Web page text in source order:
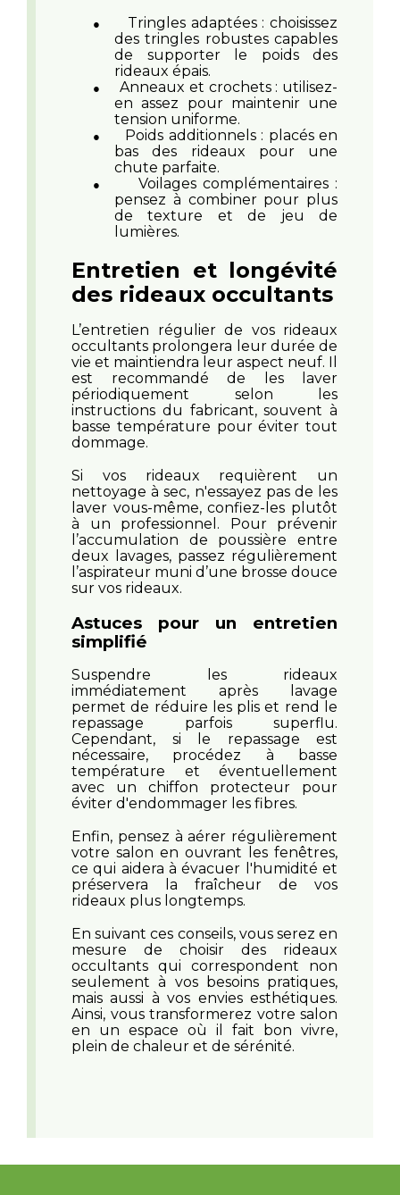
●
Tringles adaptées : choisissez
des tringles robustes capables
de supporter le poids des
rideaux épais.
●
Anneaux et crochets : utilisez-
en assez pour maintenir une
tension uniforme.
●
Poids additionnels : placés en
bas des rideaux pour une
chute parfaite.
●
Voilages complémentaires :
pensez à combiner pour plus
de texture et de jeu de
lumières.
Entretien et longévité
des rideaux occultants
L’entretien régulier de vos rideaux
occultants prolongera leur durée de
vie et maintiendra leur aspect neuf. Il
est recommandé de les laver
périodiquement selon les
instructions du fabricant, souvent à
basse température pour éviter tout
dommage.
Si vos rideaux requièrent un
nettoyage à sec, n'essayez pas de les
laver vous-même, confiez-les plutôt
à un professionnel. Pour prévenir
l’accumulation de poussière entre
deux lavages, passez régulièrement
l’aspirateur muni d’une brosse douce
sur vos rideaux.
Astuces pour un entretien
simplifié
Suspendre les rideaux
immédiatement après lavage
permet de réduire les plis et rend le
repassage parfois superflu.
Cependant, si le repassage est
nécessaire, procédez à basse
température et éventuellement
avec un chiffon protecteur pour
éviter d'endommager les fibres.
Enfin, pensez à aérer régulièrement
votre salon en ouvrant les fenêtres,
ce qui aidera à évacuer l'humidité et
préservera la fraîcheur de vos
rideaux plus longtemps.
En suivant ces conseils, vous serez en
mesure de choisir des rideaux
occultants qui correspondent non
seulement à vos besoins pratiques,
mais aussi à vos envies esthétiques.
Ainsi, vous transformerez votre salon
en un espace où il fait bon vivre,
plein de chaleur et de sérénité.